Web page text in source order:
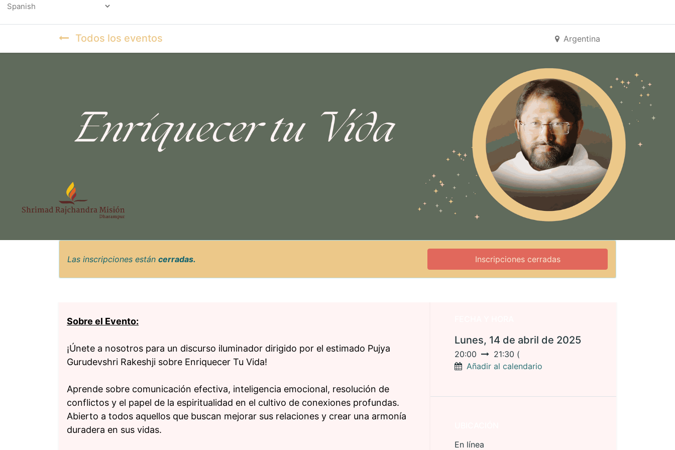
Todos los eventos Argentina
Las inscripciones están cerradas. Inscripciones cerradas
Sobre el Evento:
¡Únete a nosotros para un discurso iluminador dirigido por el estimado Pujya
Gurudevshri Rakeshji sobre Enriquecer Tu Vida!
Aprende sobre comunicación efectiva, inteligencia emocional, resolución de
conflictos y el papel de la espiritualidad en el cultivo de conexiones profundas.
Abierto a todos aquellos que buscan mejorar sus relaciones y crear una armonía
duradera en sus vidas.
Lunes, 14 de abril de 2025
20:00 21:30 (
Añadir al calendario
En línea